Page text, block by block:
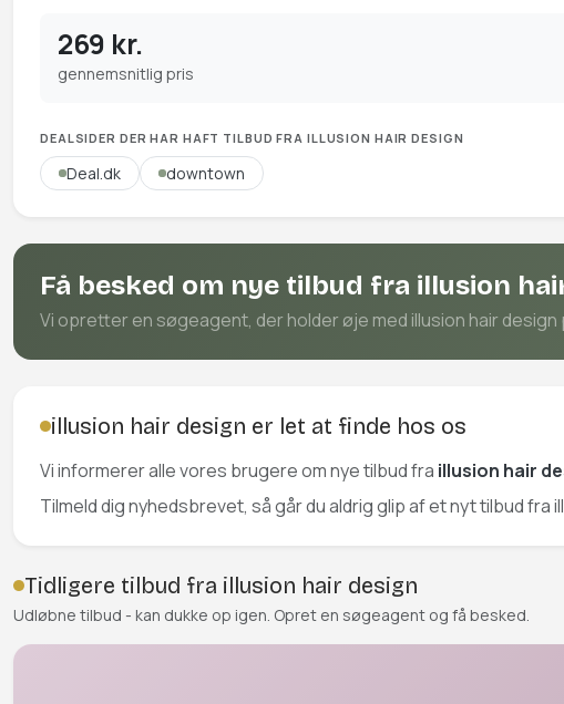
269 kr.
gennemsnitlig pris
DEALSIDER DER HAR HAFT TILBUD FRA ILLUSION HAIR DESIGN
Deal.dk downtown
Få besked om nye tilbud fra illusion
Vi opretter en søgeagent, der holder øje med illusion hair
illusion hair design er let at finde hos os
Vi informerer alle vores brugere om nye tilbud fra illusion hair
Tilmeld dig nyhedsbrevet, så går du aldrig glip af et nyt tilbud fra
Tidligere tilbud fra illusion hair design
Udløbne tilbud - kan dukke op igen. Opret en søgeagent og få besked.